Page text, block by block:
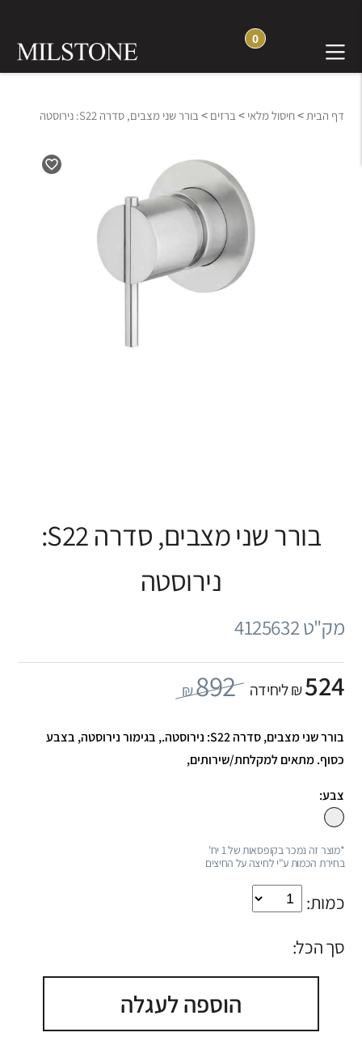
0
דף הבית>חיסול מלאי > ברזים > בורר שני מצבים, סדרה S22: נירוסטה
בורר שני מצבים, סדרה S22:
נירוסטה
מק"ט 4125632
524₪ ליחידה 892
₪
בורר שני מצבים, סדרה S22: נירוסטה., בגימור נירוסטה, בצבע
כסוף. מתאים למקלחת/שירותים,
צבע:
*מוצר זה נמכר בקופסאות של 1 יח'
בחירת הכמות ע"י לחיצה על החיצים
כמות:
סך הכל:
הוספה לעגלה